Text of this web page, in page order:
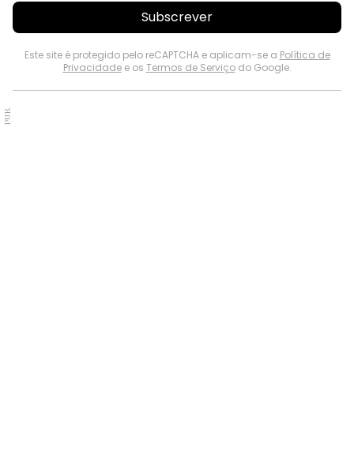
Subscrever
Este site é protegido pelo reCAPTCHA e aplicam-se a Política de
Privacidadee os Termos de Serviçodo Google.
PUB.